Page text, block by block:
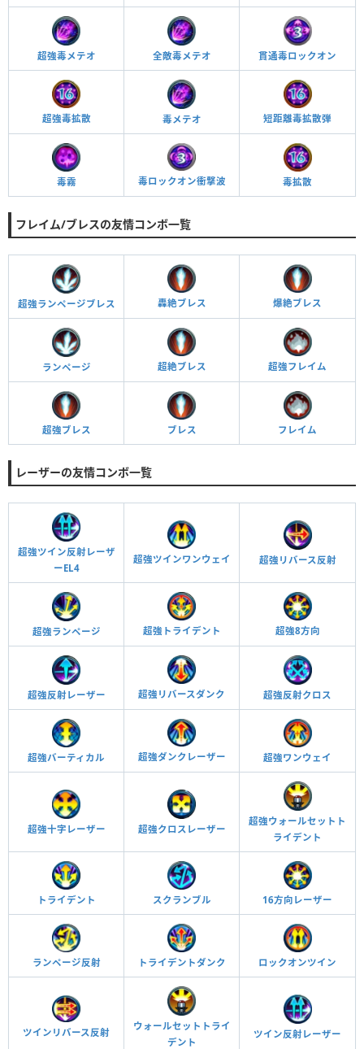
超強毒メテオ 全敵毒メテオ 貫通毒ロックオン
超強毒拡散 毒メテオ 短距離毒拡散弾
毒霧 毒ロックオン衝撃波 毒拡散
フレイム/ブレスの友情コンボ一覧
超強ランページブレス 轟絶ブレス 爆絶ブレス
ランページ 超絶ブレス 超強フレイム
超強ブレス ブレス フレイム
レーザーの友情コンボ一覧
超強ツイン反射レーザ
ーEL4
超強ツインワンウェイ 超強リバース反射
超強ランページ 超強トライデント 超強8方向
超強反射レーザー 超強リバースダンク 超強反射クロス
超強バーティカル 超強ダンクレーザー 超強ワンウェイ
超強十字レーザー 超強クロスレーザー
超強ウォールセットト
ライデント
トライデント スクランブル 16方向レーザー
ランページ反射 トライデントダンク ロックオンツイン
ツインリバース反射
ウォールセットトライ
デント
ツイン反射レーザー